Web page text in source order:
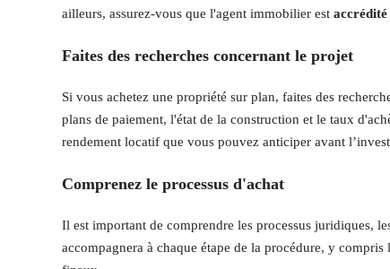
ailleurs, assurez-vous que l'agent immobilier est
Faites des recherches concernant le projet
Si vous achetez une propriété sur plan, faites des
plans de paiement, l'état de la construction et le taux
rendement locatif que vous pouvez anticiper avant
Comprenez le processus d'achat
Il est important de comprendre les processus juridiques,
accompagnera à chaque étape de la procédure, y